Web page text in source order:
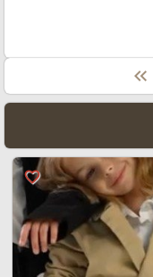
keyboard_double_arrow_left
favorite_border